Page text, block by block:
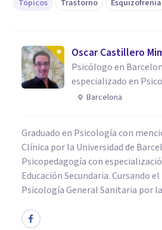
Tópicos Trastorno Esquizofrenia
Oscar Castillero
Psicólogo en
especializado en
Barcelona
Graduado en Psicología con
Clínica por la Universidad de
Psicopedagogía con
Educación Secundaria. Cursando
Psicología General Sanitaria por